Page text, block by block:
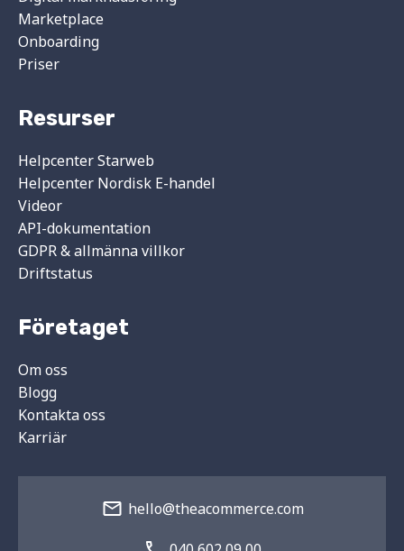
Marketplace
Onboarding
Priser
Resurser
Helpcenter Starweb
Helpcenter Nordisk E-handel
Videor
API-dokumentation
GDPR & allmänna villkor
Driftstatus
Företaget
Om oss
Blogg
Kontakta oss
Karriär
hello@theacommerce.com